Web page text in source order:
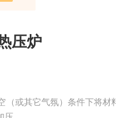
压炉
（或其它气氛）条件下将